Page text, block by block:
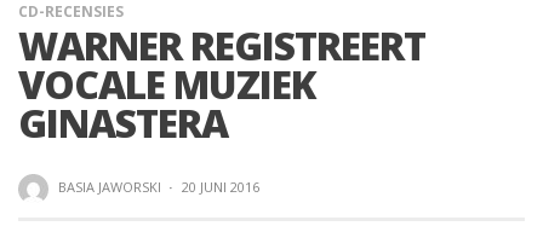
CD-RECENSIES
WARNER REGISTREERT
VOCALE MUZIEK
GINASTERA
BASIA JAWORSKI · 20 JUNI 2016